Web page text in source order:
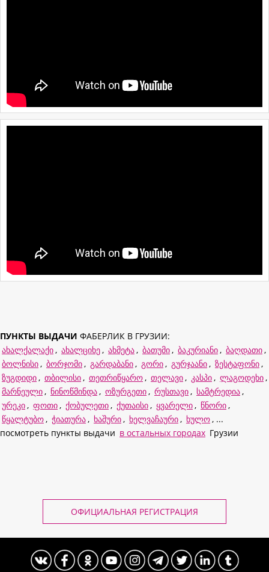
ПУНКТЫ ВЫДАЧИ ФАБЕРЛИК В ГРУЗИИ:
ახალქალაქი , ახალციხე , ახმეტა , ბათუმი , ბაკურიანი , ბაღდათი ,
ბოლნისი , ბორჯომი , გარდაბანი , გორი , გურჯაანი , ზესტაფონი ,
ზუგდიდი , თბილისი , თეთრიწყარო , თელავი , კასპი , ლაგოდეხი ,
მარნეული , ნინოწმინდა , ოზურგეთი , რუსთავი , სამტრედია ,
ურეკი , ფოთი , ქობულეთი , ქუთაისი , ყვარელი , წნორი ,
წყალტუბო , ჭიათურა , ხაშური , ხელვაჩაური , ხულო , ...
посмотреть пункты выдачи в остальных городах Грузии
ОФИЦИАЛЬНАЯ РЕГИСТРАЦИЯ